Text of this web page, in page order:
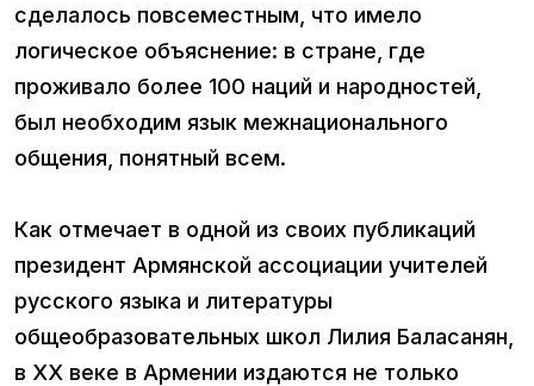
сделалось повсеместным, что имело
логическое объяснение: в стране, где
проживало более 100 наций и народностей,
был необходим язык межнационального
общения, понятный всем.
Как отмечает в одной из своих публикаций
президент Армянской ассоциации учителей
русского языка и литературы
общеобразовательных школ Лилия Баласанян,
в ХХ веке в Армении издаются не только